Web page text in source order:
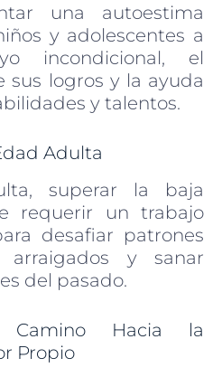
una autoestima
y adolescentes a
incondicional, el
sus logros y la ayuda
y talentos.
Adulta
superar la baja
requerir un trabajo
desafiar patrones
arraigados y sanar
del pasado.
Camino Hacia la
Propio